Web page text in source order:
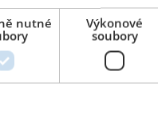
nutné
Výkonové
soubory